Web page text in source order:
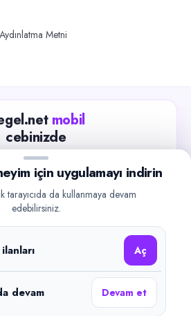
Metni
mobil
cebinizde
takip edin, işverenlerle hızlıca
iletişime geçin.
Google Play
Tüm hakları saklıdır.
için uygulamayı indirin
tarayıcıda da kullanmaya devam
edebilirsiniz.
Aç
devam Devam et